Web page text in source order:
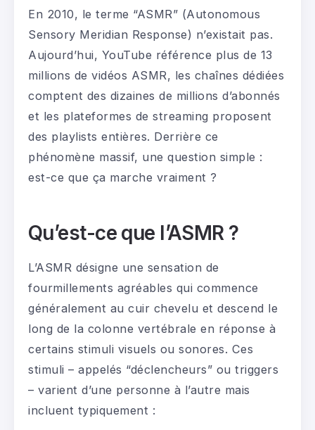
En 2010, le terme “ASMR” (Autonomous
Sensory Meridian Response) n’existait pas.
Aujourd’hui, YouTube référence plus de 13
millions de vidéos ASMR, les chaînes dédiées
comptent des dizaines de millions d’abonnés
et les plateformes de streaming proposent
des playlists entières. Derrière ce
phénomène massif, une question simple :
est-ce que ça marche vraiment ?
Qu’est-ce que l’ASMR ?
L’ASMR désigne une sensation de
fourmillements agréables qui commence
généralement au cuir chevelu et descend le
long de la colonne vertébrale en réponse à
certains stimuli visuels ou sonores. Ces
stimuli – appelés “déclencheurs” ou triggers
– varient d’une personne à l’autre mais
incluent typiquement :